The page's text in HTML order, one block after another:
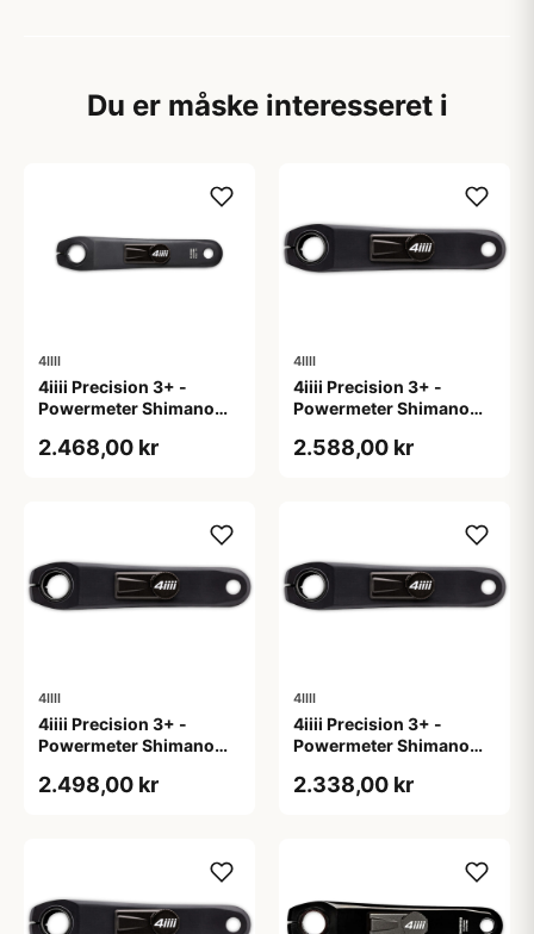
Du er måske interesseret i
4IIII
4iiii Precision 3+ -
Powermeter Shimano
- 172,5mm
2.468,00 kr
4IIII
4iiii Precision 3+ -
Powermeter Shimano
- 165mm
2.588,00 kr
4IIII
4iiii Precision 3+ -
Powermeter Shimano
- 170mm
2.498,00 kr
4IIII
4iiii Precision 3+ -
Powermeter Shimano
- 172,5mm
2.338,00 kr